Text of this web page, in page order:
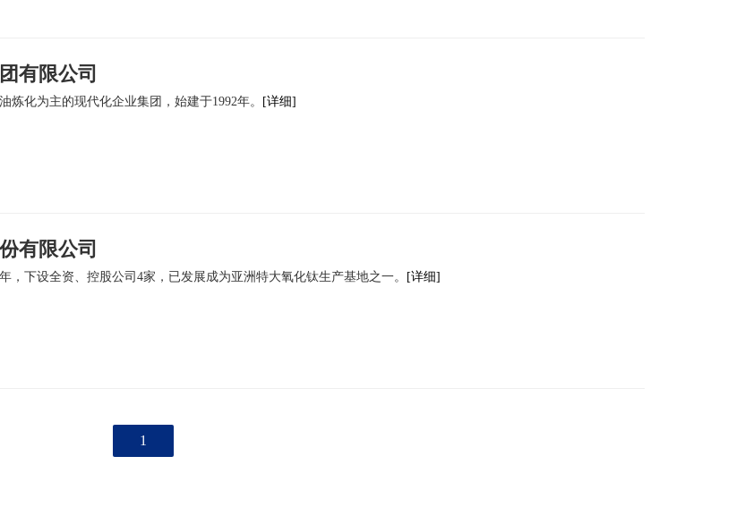
有限公司
炼化为主的现代化企业集团，始建于1992年。 [详细]
有限公司
，下设全资、控股公司4家，已发展成为亚洲特大氧化钛生产基地之一。 [详细]
1